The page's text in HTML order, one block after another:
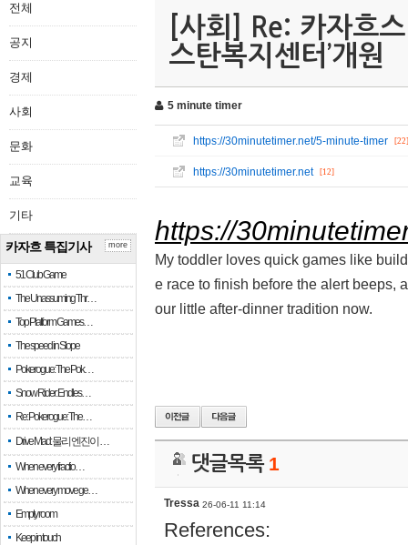
전체
공지
경제
사회
문화
교육
기타
카자흐 특집기사
51 Club Game
The Unassuming Thr…
Top Platform Games…
The speed in Slope
Pokerogue: The Pok…
Snow Rider: Endles…
Re: Pokerogue: The…
Drive Mad: 물리 엔진이 …
When every fractio…
When every move ge…
Empty room
Keep in touch
more
[사회] Re: 카자흐
스탄복지센터’개원
5 minute timer
https://30minutetimer.net/5-minute-timer [22]
https://30minutetimer.net [12]
https://
My toddler loves quick games like
e race to finish before the alert beeps,
our little after-dinner tradition now.
댓글목록 1
Tressa 26-06-11 11:14
References: